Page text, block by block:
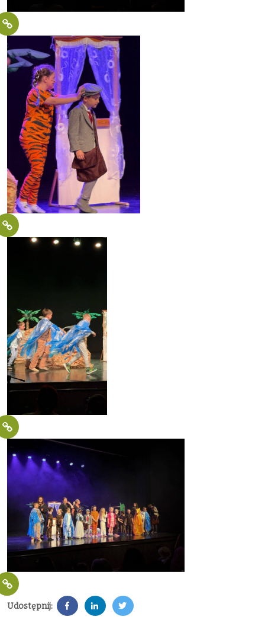
Udostępnij: